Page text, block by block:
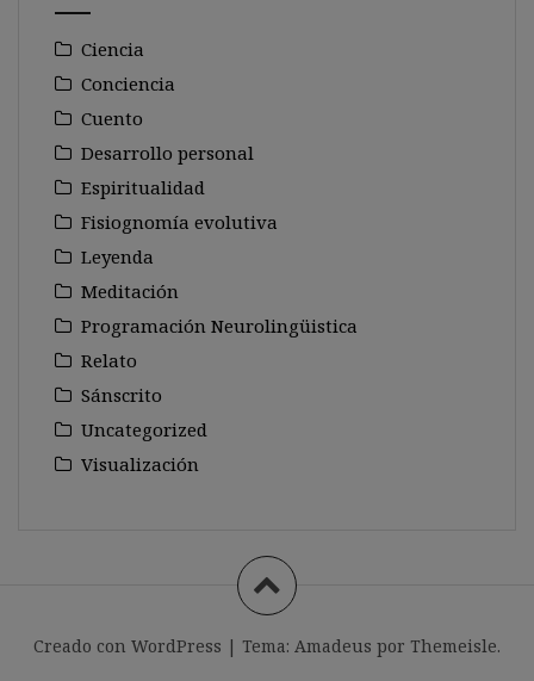
Ciencia
Conciencia
Cuento
Desarrollo personal
Espiritualidad
Fisiognomía evolutiva
Leyenda
Meditación
Programación Neurolingüistica
Relato
Sánscrito
Uncategorized
Visualización
Creado con WordPress | Tema: Amadeus por Themeisle.